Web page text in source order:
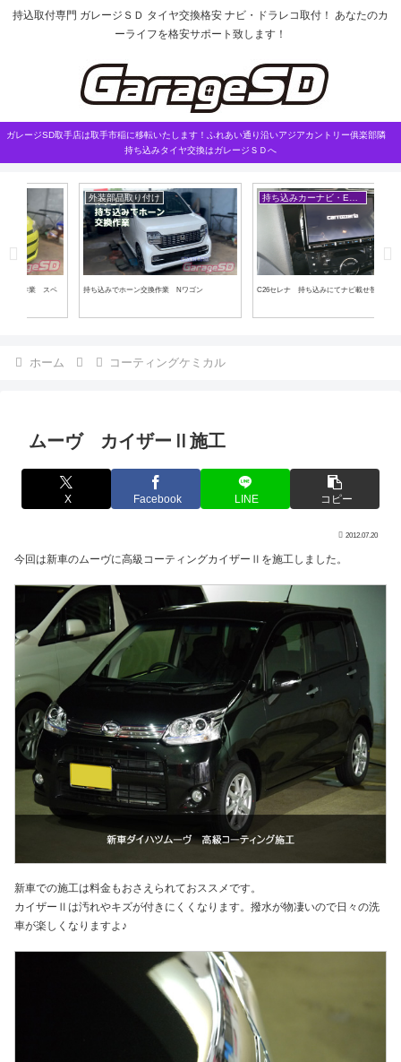
持込取付専門 ガレージＳＤ タイヤ交換格安 ナビ・ドラレコ取付！ あなたのカ
ーライフを格安サポート致します！
ガレージSD取手店は取手市稲に移転いたします！ふれあい通り沿いアジアカントリー俱楽部隣
持ち込みタイヤ交換はガレージＳＤへ
外装部品取り付け
持ち込みでホーン交換作業 Nワゴン
持ち込みカーナビ・ETCなど
C26セレナ 持ち込みにてナビ載せ替え
ホーム コーティングケミカル
ムーヴ カイザーⅡ施工
X Facebook LINE コピー
2012.07.20
今回は新車のムーヴに高級コーティングカイザーⅡを施工しました。
新車での施工は料金もおさえられておススメです。
カイザーⅡは汚れやキズが付きにくくなります。撥水が物凄いので日々の洗
車が楽しくなりますよ♪